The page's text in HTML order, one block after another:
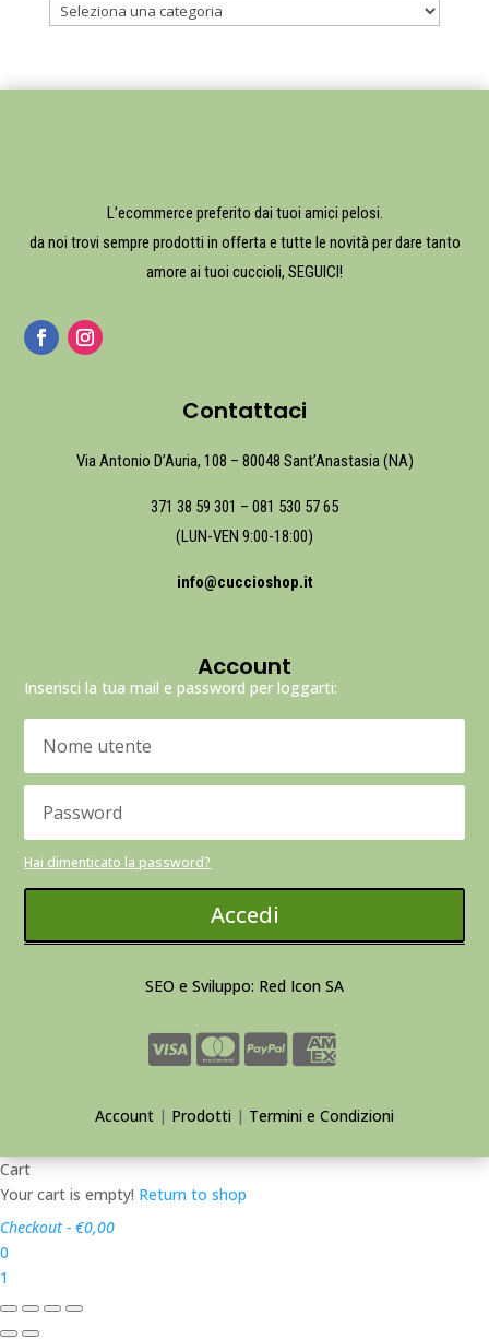
L’ecommerce preferito dai tuoi amici pelosi.
da noi trovi sempre prodotti in offerta e tutte le novità per dare tanto
amore ai tuoi cuccioli, SEGUICI!
Contattaci
Via Antonio D’Auria, 108 – 80048 Sant’Anastasia (NA)
371 38 59 301 – 081 530 57 65
(LUN-VEN 9:00-18:00)
info@cuccioshop.it
Account
Inserisci la tua mail e password per loggarti:
Hai dimenticato la password?
Accedi
SEO e Sviluppo: Red Icon SA
Account | Prodotti | Termini e Condizioni
Cart
Your cart is empty! Return to shop
Checkout - €0,00
0
1